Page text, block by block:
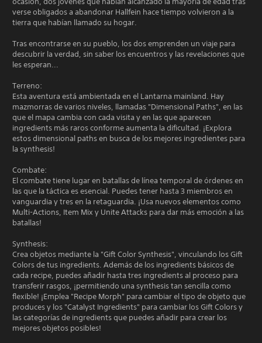
verse obligados a abandonar Hallfein hace tiempo volvieron a la
tierra que habían llamado su hogar.
Tras encontrarse en su pueblo, los dos emprenden un viaje para
descubrir la verdad, sin saber los encuentros y las revelaciones que
les esperan...
Terreno:
Esta aventura está ambientada en el Lantarna mainland. Hay
mazmorras de varios niveles, llamadas "Dimensional Paths", en las
que el mapa cambia con cada visita y en las que aparecen
ingredients más raros conforme aumenta la dificultad. ¡Explora
estos dimensional paths en busca de los mejores ingredientes para
la synthesis!
Combate:
El combate tiene lugar en batallas de línea temporal de órdenes en
las que la táctica es esencial. Puedes tener hasta 3 miembros en
vanguardia y tres en la retaguardia. ¡Usa nuevos elementos como
Multi-Actions, Item Mix y Unite Attacks para dar más emoción a las
batallas!
Synthesis:
Crea objetos mediante la "Gift Color Synthesis", vinculando los Gift
Colors de tus ingredients. Además de los ingredients básicos de
cada recipe, puedes añadir hasta tres ingredients al proceso para
transferir rasgos, ¡permitiendo una synthesis tan sencilla como
flexible! ¡Emplea "Recipe Morph" para cambiar el tipo de objeto que
produces y los "Catalyst Ingredients" para cambiar los Gift Colors y
las categorías de ingredients que puedes añadir para crear los
mejores objetos posibles!